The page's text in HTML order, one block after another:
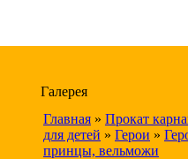
Галерея
Главная » Прокат
для детей » Герои »
принцы, вельможи